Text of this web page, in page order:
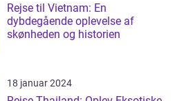
Rejse til Vietnam: En
dybdegående oplevelse af
skønheden og historien
18 januar 2024